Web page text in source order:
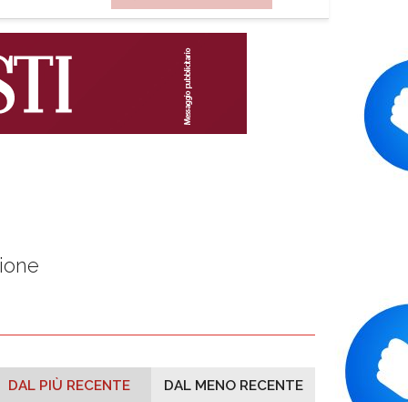
DAL PIÙ RECENTE DAL MENO RECENTE